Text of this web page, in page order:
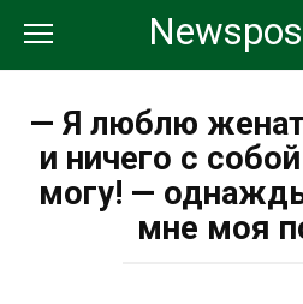
контенту
— Я люблю
и ничего с
могу! —
мне моя